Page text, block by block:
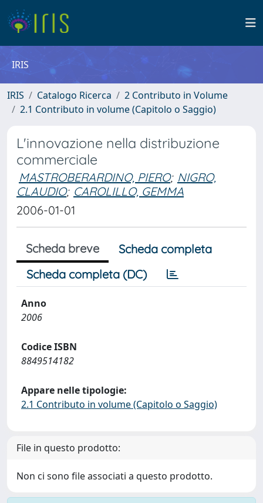
IRIS
IRIS Catalogo Ricerca
2 Contributo in Volume
2.1 Contributo in volume (Capitolo o Saggio)
L'innovazione nella distribuzione
commerciale
MASTROBERARDINO, PIERO; NIGRO,
CLAUDIO; CAROLILLO, GEMMA
2006-01-01
Scheda breve
Scheda completa
Scheda completa (DC)
Anno
2006
Codice ISBN
8849514182
Appare nelle tipologie:
2.1 Contributo in volume (Capitolo o Saggio)
File in questo prodotto:
Non ci sono file associati a questo prodotto.